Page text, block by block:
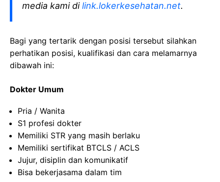
media kami dilink.lokerkesehatan.net.
Bagi yang tertarik dengan posisi tersebut silahkan
perhatikan posisi, kualifikasi dan cara melamarnya
dibawah ini:
Dokter Umum
Pria / Wanita
S1 profesi dokter
Memiliki STR yang masih berlaku
Memiliki sertifikat BTCLS / ACLS
Jujur, disiplin dan komunikatif
Bisa bekerjasama dalam tim